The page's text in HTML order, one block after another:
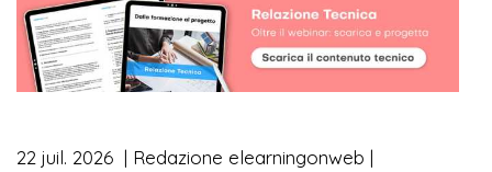
22 juil. 2026 Redazione elearningonweb